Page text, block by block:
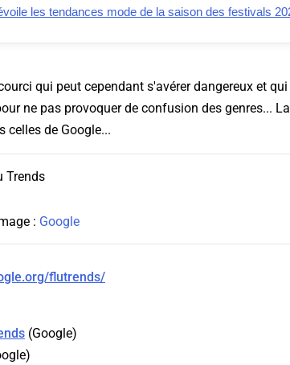
les tendances mode de la saison des festivals
qui peut cependant s'avérer dangereux et
ne pas provoquer de confusion des genres...
celles de Google...
: Google
flutrends/
(Google)
)